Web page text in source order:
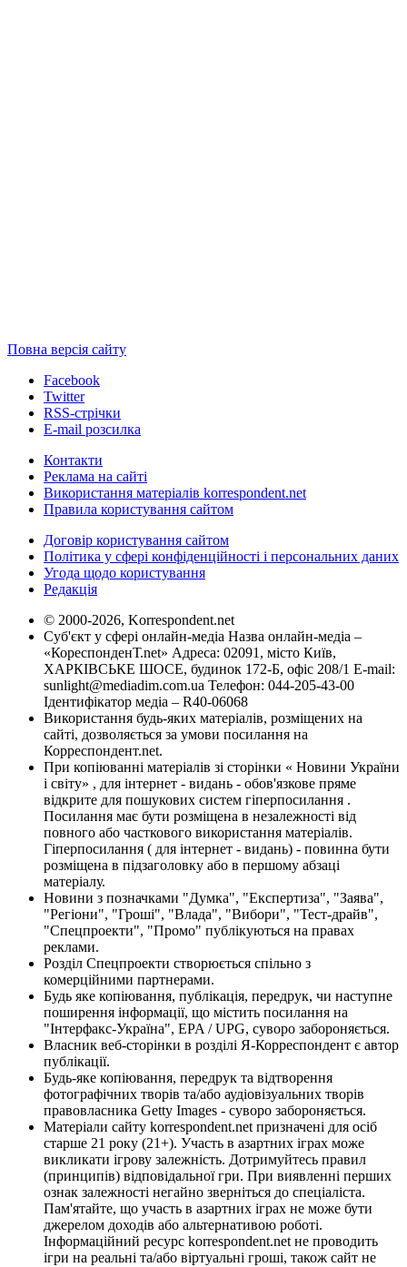
Повна версія сайту
Facebook
Twitter
RSS-стрічки
E-mail розсилка
Контакти
Реклама на сайті
Використання матеріалів korrespondent.net
Правила користування сайтом
Договір користування сайтом
Політика у сфері конфіденційності і персональних даних
Угода щодо користування
Редакція
© 2000-2026, Korrespondent.net
Суб'єкт у сфері онлайн-медіа Назва онлайн-медіа –
«КореспонденТ.net» Адреса: 02091, місто Київ,
ХАРКІВСЬКЕ ШОСЕ, будинок 172-Б, офіс 208/1 E-mail:
sunlight@mediadim.com.ua Телефон: 044-205-43-00
Ідентифікатор медіа – R40-06068
Використання будь-яких матеріалів, розміщених на
сайті, дозволяється за умови посилання на
Корреспондент.net.
При копіюванні матеріалів зі сторінки « Новини України
і світу» , для інтернет - видань - обов'язкове пряме
відкрите для пошукових систем гіперпосилання .
Посилання має бути розміщена в незалежності від
повного або часткового використання матеріалів.
Гіперпосилання ( для інтернет - видань) - повинна бути
розміщена в підзаголовку або в першому абзаці
матеріалу.
Новини з позначками "Думка", "Експертиза", "Заява",
"Регіони", "Гроші", "Влада", "Вибори", "Тест-драйв",
"Спецпроекти", "Промо" публікуються на правах
реклами.
Розділ Спецпроекти створюється спільно з
комерційними партнерами.
Будь яке копіювання, публікація, передрук, чи наступне
поширення інформації, що містить посилання на
"Інтерфакс-Україна", EPA / UPG, суворо забороняється.
Власник веб-сторінки в розділі Я-Корреспондент є автор
публікації.
Будь-яке копіювання, передрук та відтворення
фотографічних творів та/або аудіовізуальних творів
правовласника Getty Images - суворо забороняється.
Матеріали сайту korrespondent.net призначені для осіб
старше 21 року (21+). Участь в азартних іграх може
викликати ігрову залежність. Дотримуйтесь правил
(принципів) відповідальної гри. При виявленні перших
ознак залежності негайно зверніться до спеціаліста.
Пам'ятайте, що участь в азартних іграх не може бути
джерелом доходів або альтернативою роботі.
Інформаційний ресурс korrespondent.net не проводить
ігри на реальні та/або віртуальні гроші, також сайт не